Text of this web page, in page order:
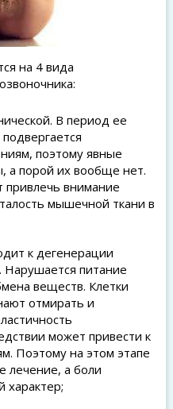
на 4 вида
В период ее
поэтому явные
а порой их вообще нет.
привлечь внимание
мышечной ткани в
к дегенерации
питание
веществ. Клетки
отмирать и
может привести к
Поэтому на этом этапе
лечение, а боли
характер;